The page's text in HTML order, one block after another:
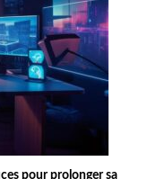
pour prolonger sa